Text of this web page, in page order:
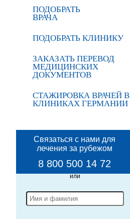
ПОДОБРАТЬ
ВРАЧА
ПОДОБРАТЬ КЛИНИКУ
ЗАКАЗАТЬ ПЕРЕВОД
МЕДИЦИНСКИХ
ДОКУМЕНТОВ
СТАЖИРОВКА ВРАЧЕЙ В
КЛИНИКАХ ГЕРМАНИИ
Связаться с нами для
лечения за рубежом
8 800 500 14 72